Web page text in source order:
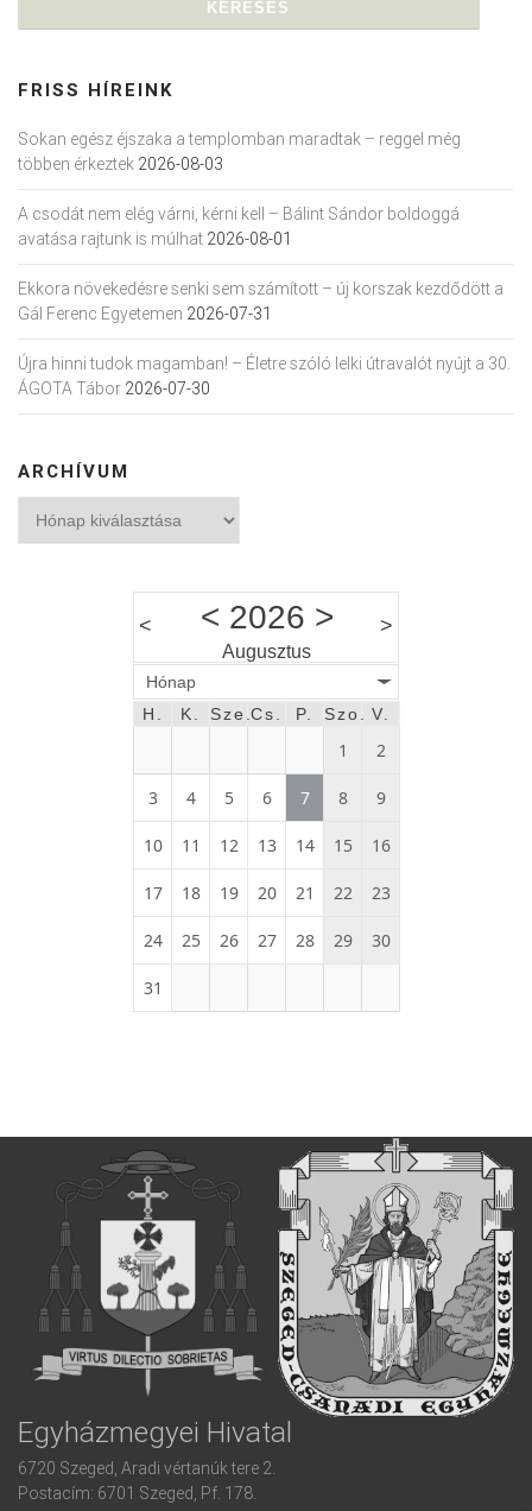
FRISS HÍREINK
Sokan egész éjszaka a templomban maradtak – reggel még
többen érkeztek 2026-08-03
A csodát nem elég várni, kérni kell – Bálint Sándor boldoggá
avatása rajtunk is múlhat 2026-08-01
Ekkora növekedésre senki sem számított – új korszak kezdődött a
Gál Ferenc Egyetemen 2026-07-31
Újra hinni tudok magamban! – Életre szóló lelki útravalót nyújt a 30.
ÁGOTA Tábor 2026-07-30
ARCHÍVUM
< < 2026 >
Augusztus
>
Hónap
H.
K. Sze.Cs. P. Szo. V.
1 2
3 4 5 6 7 8 9
10 11 12 13 14 15 16
17 18 19 20 21 22 23
24 25 26 27 28 29 30
31
Egyházmegyei Hivatal
6720 Szeged, Aradi vértanúk tere 2.
Postacím: 6701 Szeged, Pf. 178.